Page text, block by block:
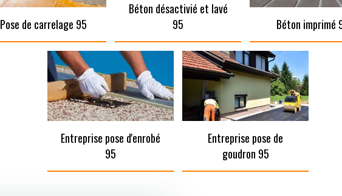
Pose de carrelage 95
Béton désactivié et lavé
95
Béton imprimé
Entreprise pose d'enrobé
95
Entreprise pose de
goudron 95